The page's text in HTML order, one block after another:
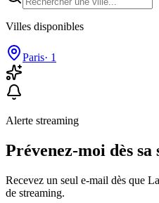
Villes disponibles
Paris· 1
Alerte streaming
Prévenez-moi dès sa
Recevez un seul e-mail dès que
de streaming.